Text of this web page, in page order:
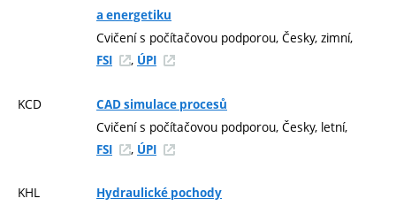
a energetiku
Cvičení s počítačovou podporou, Česky, zimní,
FSI , ÚPI
KCD CAD simulace procesů
Cvičení s počítačovou podporou, Česky, letní,
FSI , ÚPI
KHL Hydraulické pochody